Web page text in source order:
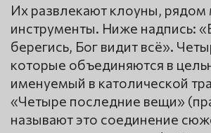
Их развлекают клоуны,
инструменты. Ниже надпись:
берегись, Бог видит всё».
которые объединяются в
именуемый в католической
«Четыре последние вещи»
называют это соединение